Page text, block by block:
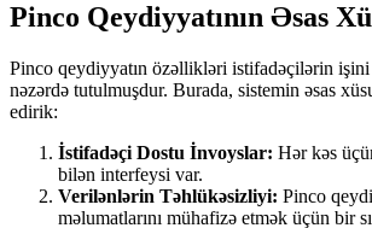
Pinco Qeydiyyatının Əsas
Pinco qeydiyyatın özəllikləri istifadəçilərin işini
nəzərdə tutulmuşdur. Burada, sistemin əsas
edirik:
İstifadəçi Dostu İnvoyslar: Hər kəs
bilən interfeysi var.
Verilənlərin Təhlükəsizliyi: Pinco
məlumatlarını mühafizə etmək üçün bir